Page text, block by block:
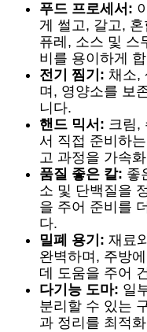
푸드 프로세서:
게 썰고, 갈고,
퓨레, 소스 및 스
비를 용이하게
전기 찜기: 채소,
며, 영양소를 보
니다.
핸드 믹서: 크림,
서 직접 준비하
고 과정을 가속
품질 좋은 칼: 좋
소 및 단백질을
을 주어 준비를
다.
밀폐 용기: 재료
완벽하며, 주방
데 도움을 주어
다기능 도마: 일
분리할 수 있는
과 정리를 최적